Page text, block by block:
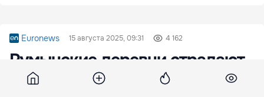
Euronews 15 августа 2025, 09:31 4 162
Румынские деревни страдают
от засухи